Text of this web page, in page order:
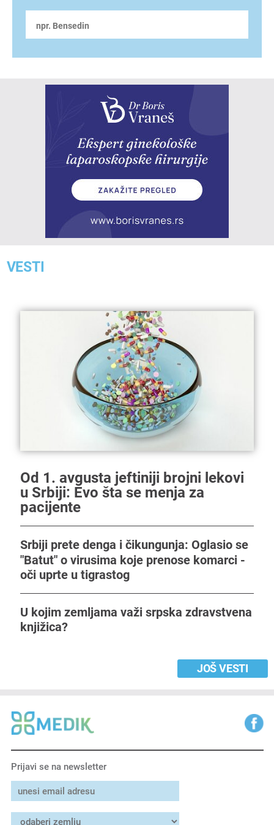
VESTI
Od 1. avgusta jeftiniji brojni lekovi
u Srbiji: Evo šta se menja za
pacijente
Srbiji prete denga i čikungunja: Oglasio se
"Batut" o virusima koje prenose komarci -
oči uprte u tigrastog
U kojim zemljama važi srpska zdravstvena
knjižica?
JOŠ VESTI
Prijavi se na newsletter